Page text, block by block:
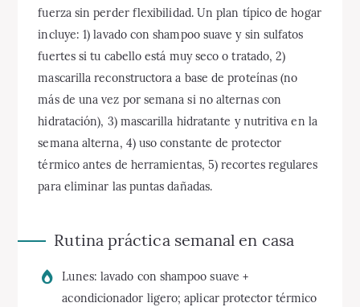
fuerza sin perder flexibilidad. Un plan típico de hogar
incluye: 1) lavado con shampoo suave y sin sulfatos
fuertes si tu cabello está muy seco o tratado, 2)
mascarilla reconstructora a base de proteínas (no
más de una vez por semana si no alternas con
hidratación), 3) mascarilla hidratante y nutritiva en la
semana alterna, 4) uso constante de protector
térmico antes de herramientas, 5) recortes regulares
para eliminar las puntas dañadas.
Rutina práctica semanal en casa
Lunes: lavado con shampoo suave +
acondicionador ligero; aplicar protector térmico